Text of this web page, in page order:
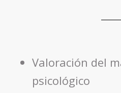
Valoración del
psicológico